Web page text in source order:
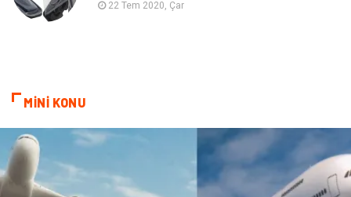
Spor Malzemeleri
Sandbox-Blackhat
Backlink Restaurant
Anahtar Kelime Penguen
22 Tem 2020, Çar
MİNİ KONU